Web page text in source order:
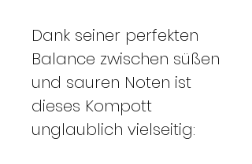
Dank seiner perfekten
Balance zwischen süßen
und sauren Noten ist
dieses Kompott
unglaublich vielseitig: